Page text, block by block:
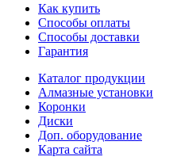
Как купить
Способы оплаты
Способы доставки
Гарантия
Каталог продукции
Алмазные установки
Коронки
Диски
Доп. оборудование
Карта сайта